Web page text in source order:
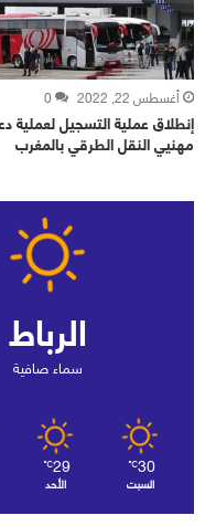
أغسطس 22, 2022 0
إنطلاق عملية التسجيل لعملية
مهنيي النقل الطرقي بالمغرب
الرباط
سماء صافية
30
℃
السبت
29
℃
الأحد